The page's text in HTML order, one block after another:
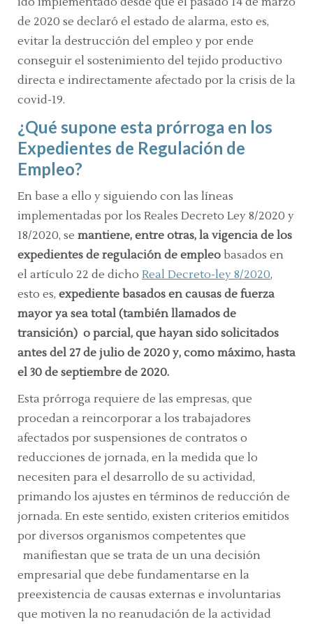
de 2020 se declaró el estado de alarma, esto es,
evitar la destrucción del empleo y por ende
conseguir el sostenimiento del tejido productivo
directa e indirectamente afectado por la crisis de la
covid-19.
¿Qué supone esta prórroga en los
Expedientes de Regulación de
Empleo?
En base a ello y siguiendo con las líneas
implementadas por los Reales Decreto Ley 8/2020 y
18/2020, se mantiene, entre otras, la vigencia de los
expedientes de regulación de empleo basados en
el artículo 22 de dicho Real Decreto-ley 8/2020,
esto es, expediente basados en causas de fuerza
mayor ya sea total (también llamados de
transición) o parcial, que hayan sido solicitados
antes del 27 de julio de 2020 y, como máximo, hasta
el 30 de septiembre de 2020.
Esta prórroga requiere de las empresas, que
procedan a reincorporar a los trabajadores
afectados por suspensiones de contratos o
reducciones de jornada, en la medida que lo
necesiten para el desarrollo de su actividad,
primando los ajustes en términos de reducción de
jornada. En este sentido, existen criterios emitidos
por diversos organismos competentes que
manifiestan que se trata de un una decisión
empresarial que debe fundamentarse en la
preexistencia de causas externas e involuntarias
que motiven la no reanudación de la actividad